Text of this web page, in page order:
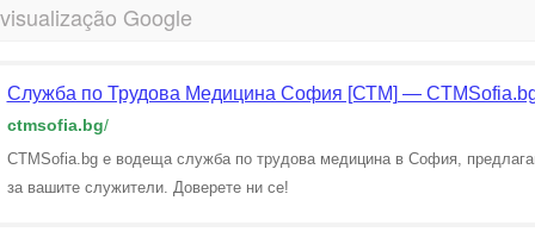
Google
Служба по Трудова Медицина София [СТМ] —
ctmsofia.bg/
CTMSofia.bg е водеща служба по трудова медицина в София,
за вашите служители. Доверете ни се!